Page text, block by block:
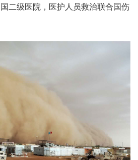
二级医院，医护人员救治联合国伤